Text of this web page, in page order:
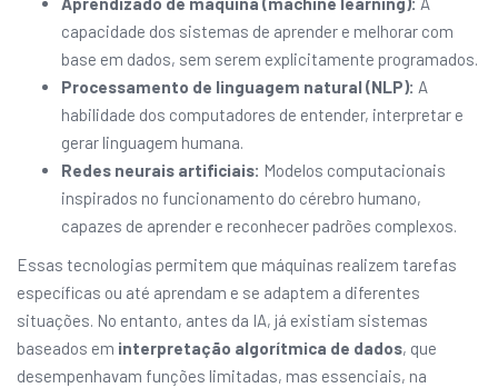
capacidade dos sistemas de aprender e melhorar com
base em dados, sem serem explicitamente programados.
Processamento de linguagem natural (NLP): A
habilidade dos computadores de entender, interpretar e
gerar linguagem humana.
Redes neurais artificiais: Modelos computacionais
inspirados no funcionamento do cérebro humano,
capazes de aprender e reconhecer padrões complexos.
Essas tecnologias permitem que máquinas realizem tarefas
específicas ou até aprendam e se adaptem a diferentes
situações. No entanto, antes da IA, já existiam sistemas
baseados em interpretação algorítmica de dados, que
desempenhavam funções limitadas, mas essenciais, na